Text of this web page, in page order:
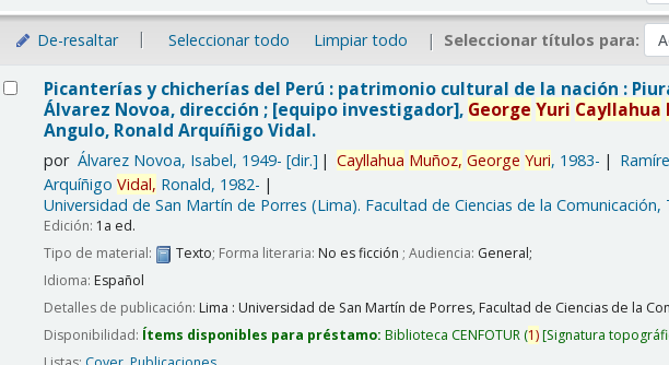
De-resaltar Seleccionar todo Limpiar todo Seleccionar títulos para:
Resultados
Picanterías y chicherías del Perú : patrimonio cultural de la nación :
Álvarez Novoa, dirección ; [equipo investigador], George Yuri Cayllahua
Angulo, Ronald Arquíñigo Vidal.
por Álvarez Novoa, Isabel, 1949- [dir.] Cayllahua Muñoz, George Yuri, 1983-
ArquíñigoVidal, Ronald, 1982-
Universidad de San Martín de Porres (Lima). Facultad de Ciencias de la
Edición: 1a ed.
Tipo de material:
Texto; Forma literaria:No es ficción ; Audiencia: General;
Idioma:Español
Detalles de publicación:Lima : Universidad de San Martín de Porres, Facultad de Ciencias de la
Disponibilidad: Ítems disponibles para préstamo:Biblioteca CENFOTUR (1) Signatura